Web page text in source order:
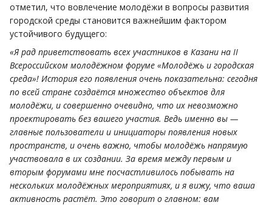
отметил, что вовлечение молодёжи в вопросы развития
городской среды становится важнейшим фактором
устойчивого будущего:
«Я рад приветствовать всех участников в Казани на II
Всероссийском молодёжном форуме «Молодёжь и городская
среда»! История его появления очень показательна: сегодня
по всей стране создаётся множество объектов для
молодёжи, и совершенно очевидно, что их невозможно
проектировать без вашего участия. Ведь именно вы —
главные пользователи и инициаторы появления новых
пространств, и очень важно, чтобы молодёжь напрямую
участвовала в их создании. За время между первым и
вторым форумами мне посчастливилось побывать на
нескольких молодёжных мероприятиях, и я вижу, что ваша
активность растёт. Это говорит о главном: вам